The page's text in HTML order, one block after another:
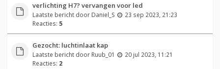
verlichting H7? vervangen voor led
Laatste bericht door Daniel_S
23 sep 2023, 21:23
Reacties: 5
Gezocht: luchtinlaat kap
Laatste bericht door Ruub_01
20 jul 2023, 11:21
Reacties: 2